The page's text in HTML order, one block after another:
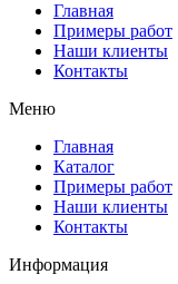
Главная
Примеры работ
Наши клиенты
Контакты
Меню
Главная
Каталог
Примеры работ
Наши клиенты
Контакты
Информация